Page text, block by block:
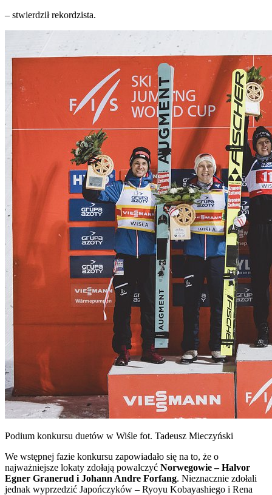
– stwierdził rekordzista.
Podium konkursu duetów w Wiśle fot. Tadeusz Mieczyński
We wstępnej fazie konkursu zapowiadało się na to, że o
najważniejsze lokaty zdołają powalczyć Norwegowie – Halvor
Egner Granerud i Johann Andre Forfang. Nieznacznie zdołali
jednak wyprzedzić Japończyków – Ryoyu Kobayashiego i Rena